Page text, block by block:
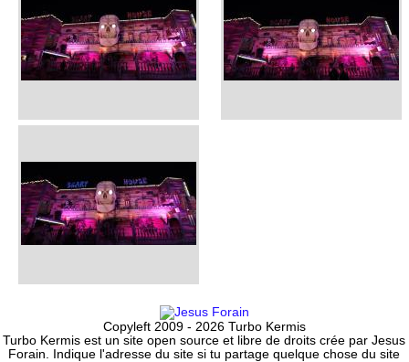
Copyleft 2009 - 2026 Turbo Kermis
Turbo Kermis est un site open source et libre de droits crée par Jesus
Forain. Indique l'adresse du site si tu partage quelque chose du site